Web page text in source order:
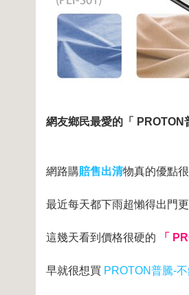
網友鄉民最愛的「 PROTON
網路購賠售出清物真的優點很
最近每天都下雨超懶得出門
這幾天看到價格很硬的 「
早就很想買 PROTON普騰-